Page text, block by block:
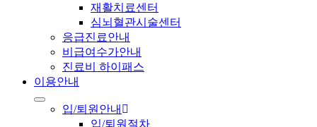
재활치료센터
심뇌혈관시술센터
응급진료안내
비급여수가안내
진료비 하이패스
이용안내
입/퇴원안내
입/퇴원절차